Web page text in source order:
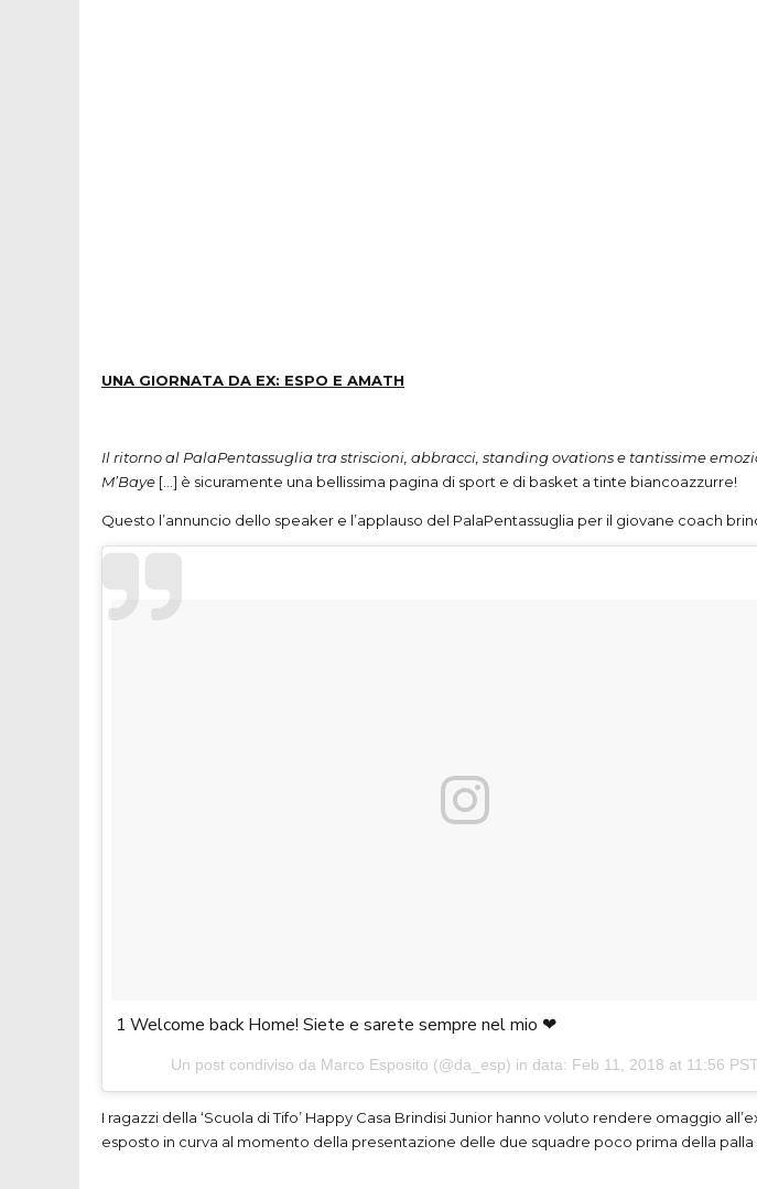
UNA GIORNATA DA EX: ESPO E AMATH
Il ritorno al PalaPentassuglia tra striscioni, abbracci, standing ovations e tantissime
M’Baye […] è sicuramente una bellissima pagina di sport e di basket a tinte biancoazzurre!
Questo l’annuncio dello speaker e l’applauso del PalaPentassuglia per il giovane coach
1 Welcome back Home! Siete e sarete sempre nel mio ❤
Un post condiviso da Marco Esposito (@da_esp) in data: Feb 11, 2018 at 11:56 PST
I ragazzi della ‘Scuola di Tifo’ Happy Casa Brindisi Junior hanno voluto rendere omaggio
esposto in curva al momento della presentazione delle due squadre poco prima della palla